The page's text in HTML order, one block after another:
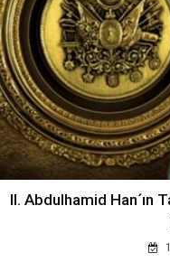
II. Abdulhamid Han´ın